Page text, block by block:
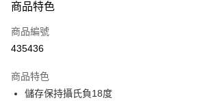
信用卡
AlipayHK
WeChat Pay
商品特色
商品編號
435436
商品特色
儲存保持攝氏負18度